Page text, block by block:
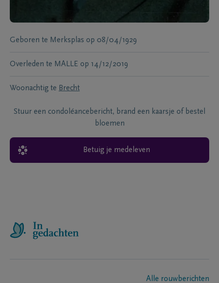
Geboren te Merksplas op 08/04/1929
Overleden te MALLE op 14/12/2019
Woonachtig te Brecht
Stuur een condoléancebericht, brand een kaarsje of bestel
bloemen
Betuig je medeleven
Alle rouwberichten